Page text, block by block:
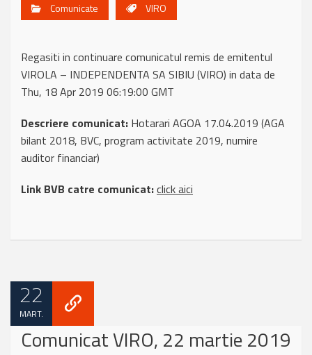
Comunicate VIRO
Regasiti in continuare comunicatul remis de emitentul
VIROLA – INDEPENDENTA SA SIBIU (VIRO) in data de
Thu, 18 Apr 2019 06:19:00 GMT
Descriere comunicat: Hotarari AGOA 17.04.2019 (AGA
bilant 2018, BVC, program activitate 2019, numire
auditor financiar)
Link BVB catre comunicat:click aici
22
MART.
Comunicat VIRO, 22 martie 2019